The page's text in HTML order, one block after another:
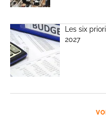
Les six
2027